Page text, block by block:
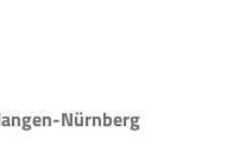
Nürnberg